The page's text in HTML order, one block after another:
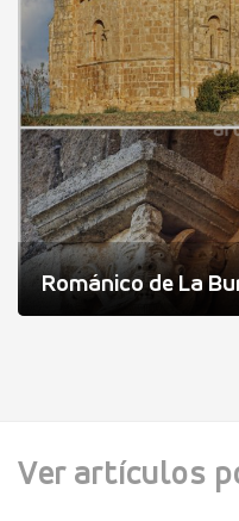
Románico de La
Ver artículos